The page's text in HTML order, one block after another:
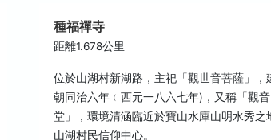
種福禪寺
距離1.678公里
位於山湖村新湖路，主祀「觀世音菩薩」，
朝同治六年﹙西元一八六七年)，又稱「觀音
堂」，環境清涵臨近於寶山水庫山明水秀之
山湖村民信仰中心。